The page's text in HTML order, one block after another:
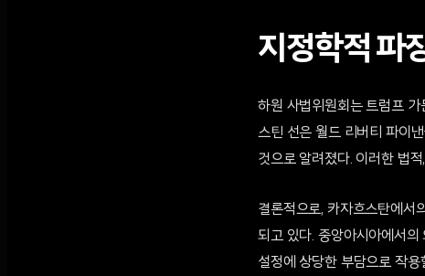
지정학적 파
하원 사법위원회는 트럼프
스틴 선은 월드 리버티 파이
것으로 알려졌다. 이러한 법
결론적으로, 카자흐스탄에서
되고 있다. 중앙아시아에서의
설정에 상당한 부담으로 작